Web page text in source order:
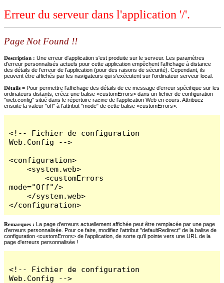
Erreur du serveur dans l'application '/'.
Page Not Found !!
Description : Une erreur d'application s'est produite sur le serveur. Les paramètres
d'erreur personnalisés actuels pour cette application empêchent l'affichage à distance
des détails de l'erreur de l'application (pour des raisons de sécurité). Cependant, ils
peuvent être affichés par les navigateurs qui s'exécutent sur l'ordinateur serveur local.
Détails = Pour permettre l'affichage des détails de ce message d'erreur spécifique sur les
ordinateurs distants, créez une balise <customErrors> dans un fichier de configuration
"web.config" situé dans le répertoire racine de l'application Web en cours. Attribuez
ensuite la valeur "off" à l'attribut "mode" de cette balise <customErrors>.
<!-- Fichier de configuration
Web.Config -->
<configuration>
    <system.web>
        <customErrors
mode="Off"/>
    </system.web>
</configuration>
Remarques : La page d'erreurs actuellement affichée peut être remplacée par une page
d'erreurs personnalisée. Pour ce faire, modifiez l'attribut "defaultRedirect" de la balise de
configuration <customErrors> de l'application, de sorte qu'il pointe vers une URL de la
page d'erreurs personnalisée !
<!-- Fichier de configuration
Web.Config -->